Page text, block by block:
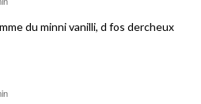
du minni vanilli, d fos dercheux